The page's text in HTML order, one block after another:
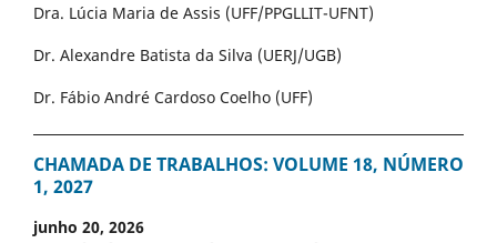
Dra. Lúcia Maria de Assis (UFF/PPGLLIT-UFNT)
Dr. Alexandre Batista da Silva (UERJ/UGB)
Dr. Fábio André Cardoso Coelho (UFF)
CHAMADA DE TRABALHOS: VOLUME 18, NÚMERO
1, 2027
junho 20, 2026